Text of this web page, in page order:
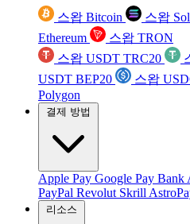
스왑 Bitcoin 스왑
Ethereum
스왑 TRON
스왑 USDT TRC20
USDT BEP20
스왑
Polygon
결제 방법
Apple Pay Google Pay Bank
PayPal Revolut Skrill
리소스